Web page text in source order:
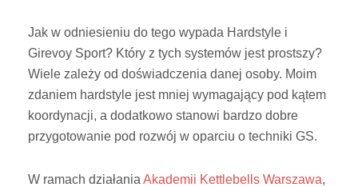
Jak w odniesieniu do tego wypada Hardstyle i
Girevoy Sport? Który z tych systemów jest prostszy?
Wiele zależy od doświadczenia danej osoby. Moim
zdaniem hardstyle jest mniej wymagający pod kątem
koordynacji, a dodatkowo stanowi bardzo dobre
przygotowanie pod rozwój w oparciu o techniki GS.
W ramach działania Akademii Kettlebells Warszawa,